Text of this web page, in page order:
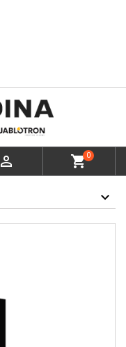
 shopping_cart0